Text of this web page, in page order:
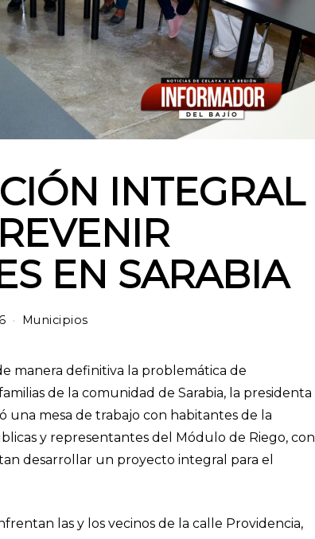
INTEGRAL
EN SARABIA
Municipios
manera definitiva la problemática de
de la comunidad de Sarabia, la presidenta
una mesa de trabajo con habitantes de la
y representantes del Módulo de Riego, con
desarrollar un proyecto integral para el
las y los vecinos de la calle Providencia,